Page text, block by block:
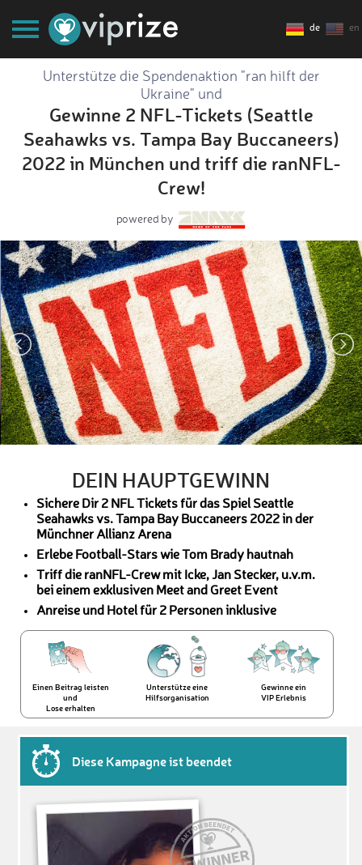
de en
Unterstütze die Spendenaktion "ran hilft der
Ukraine" und
Gewinne 2 NFL-Tickets (Seattle
Seahawks vs. Tampa Bay Buccaneers)
2022 in München und triff die ranNFL-
Crew!
powered by
DEIN HAUPTGEWINN
Sichere Dir 2 NFL Tickets für das Spiel Seattle
Seahawks vs. Tampa Bay Buccaneers 2022 in der
Münchner Allianz Arena
Erlebe Football-Stars wie Tom Brady hautnah
Triff die ranNFL-Crew mit Icke, Jan Stecker, u.v.m.
bei einem exklusiven Meet and Greet Event
Anreise und Hotel für 2 Personen inklusive
Einen Beitrag leisten
und
Lose erhalten
Unterstütze eine
Hilfsorganisation
Gewinne ein
VIP Erlebnis
Diese Kampagne ist beendet